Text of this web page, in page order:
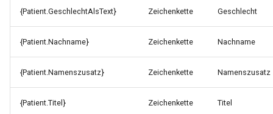
{Patient.GeschlechtAlsText} Zeichenkette Geschlecht
{Patient.Nachname} Zeichenkette Nachname
{Patient.Namenszusatz} Zeichenkette Namenszusatz
{Patient.Titel} Zeichenkette Titel